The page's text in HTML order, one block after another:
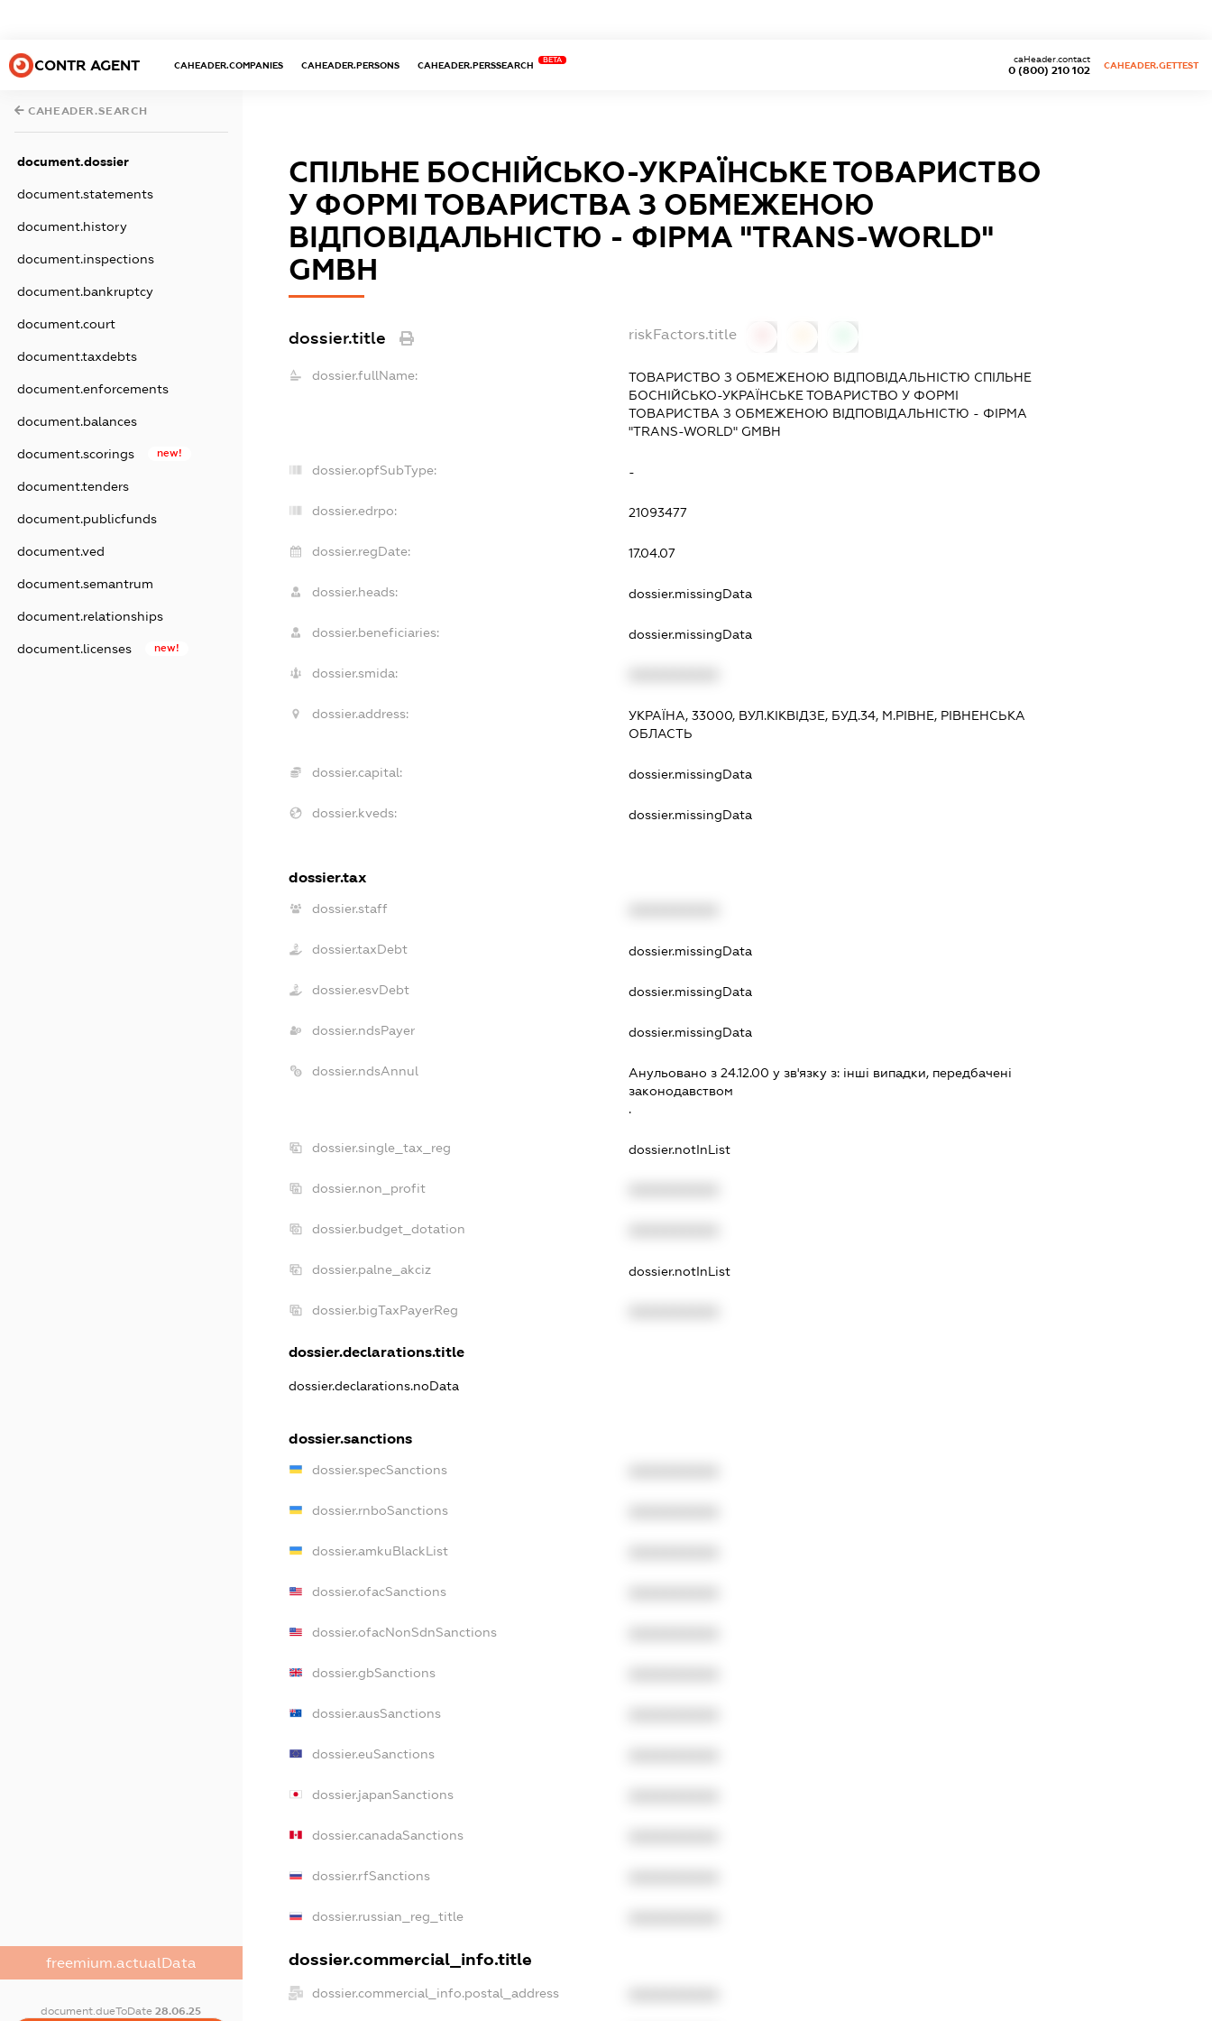
CONTR AGENT CAHEADER.COMPANIES CAHEADER.PERSONS CAHEADER.PERSSEARCH
BETA
0 (800) 210 102
caHeader.contact
CAHEADER.GETTEST
CAHEADER.SEARCH
document.dossier
document.statements
document.history
document.inspections
document.bankruptcy
document.court
document.taxdebts
document.enforcements
document.balances
document.scorings new!
document.tenders
document.publicfunds
document.ved
document.semantrum
document.relationships
document.licenses new!
freemium.actualData
document.dueToDate28.06.25
СПІЛЬНЕ БОСНІЙСЬКО-УКРАЇНСЬКЕ ТОВАРИСТВО
У ФОРМІ ТОВАРИСТВА З ОБМЕЖЕНОЮ
ВІДПОВІДАЛЬНІСТЮ - ФІРМА "TRANS-WORLD"
GMBH
dossier.title riskFactors.title
dossier.fullName:
ТОВАРИСТВО З ОБМЕЖЕНОЮ ВІДПОВІДАЛЬНІСТЮ СПІЛЬНЕ
БОСНІЙСЬКО-УКРАЇНСЬКЕ ТОВАРИСТВО У ФОРМІ
ТОВАРИСТВА З ОБМЕЖЕНОЮ ВІДПОВІДАЛЬНІСТЮ - ФІРМА
"TRANS-WORLD" GMBH
dossier.opfSubType: -
dossier.edrpo: 21093477
dossier.regDate: 17.04.07
dossier.heads: dossier.missingData
dossier.beneficiaries: dossier.missingData
dossier.smida:
dossier.address:
УКРАЇНА, 33000, ВУЛ.КІКВІДЗЕ, БУД.34, М.РІВНЕ, РІВНЕНСЬКА
ОБЛАСТЬ
dossier.capital: dossier.missingData
dossier.kveds: dossier.missingData
dossier.tax
dossier.staff
dossier.taxDebt dossier.missingData
dossier.esvDebt dossier.missingData
dossier.ndsPayer dossier.missingData
dossier.ndsAnnul Анульовано з 24.12.00 у зв'язку з: iншi випадки, передбаченi
законодавством
.
dossier.single_tax_reg dossier.notInList
dossier.non_profit
dossier.budget_dotation
dossier.palne_akciz dossier.notInList
dossier.bigTaxPayerReg
dossier.declarations.title
dossier.declarations.noData
dossier.sanctions
dossier.specSanctions
dossier.rnboSanctions
dossier.amkuBlackList
dossier.ofacSanctions
dossier.ofacNonSdnSanctions
dossier.gbSanctions
dossier.ausSanctions
dossier.euSanctions
dossier.japanSanctions
dossier.canadaSanctions
dossier.rfSanctions
dossier.russian_reg_title
dossier.commercial_info.title
dossier.commercial_info.postal_address